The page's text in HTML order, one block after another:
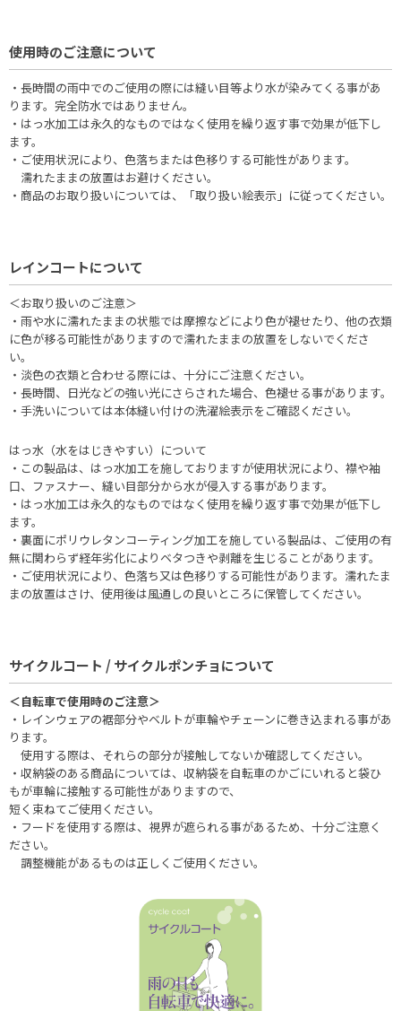
使用時のご注意について
・長時間の雨中でのご使用の際には縫い目等より水が染みてくる事があ
ります。完全防水ではありません。
・はっ水加工は永久的なものではなく使用を繰り返す事で効果が低下し
ます。
・ご使用状況により、色落ちまたは色移りする可能性があります。
濡れたままの放置はお避けください。
・商品のお取り扱いについては、「取り扱い絵表示」に従ってください。
レインコートについて
＜お取り扱いのご注意＞
・雨や水に濡れたままの状態では摩擦などにより色が褪せたり、他の衣類
に色が移る可能性がありますので濡れたままの放置をしないでくださ
い。
・淡色の衣類と合わせる際には、十分にご注意ください。
・長時間、日光などの強い光にさらされた場合、色褪せる事があります。
・手洗いについては本体縫い付けの洗濯絵表示をご確認ください。
はっ水（水をはじきやすい）について
・この製品は、はっ水加工を施しておりますが使用状況により、襟や袖
口、ファスナー、縫い目部分から水が侵入する事があります。
・はっ水加工は永久的なものではなく使用を繰り返す事で効果が低下し
ます。
・裏面にポリウレタンコーティング加工を施している製品は、ご使用の有
無に関わらず経年劣化によりベタつきや剥離を生じることがあります。
・ご使用状況により、色落ち又は色移りする可能性があります。濡れたま
まの放置はさけ、使用後は風通しの良いところに保管してください。
サイクルコート / サイクルポンチョについて
＜自転車で使用時のご注意＞
・レインウェアの裾部分やベルトが車輪やチェーンに巻き込まれる事があ
ります。
使用する際は、それらの部分が接触してないか確認してください。
・収納袋のある商品については、収納袋を自転車のかごにいれると袋ひ
もが車輪に接触する可能性がありますので、
短く束ねてご使用ください。
・フードを使用する際は、視界が遮られる事があるため、十分ご注意く
ださい。
調整機能があるものは正しくご使用ください。